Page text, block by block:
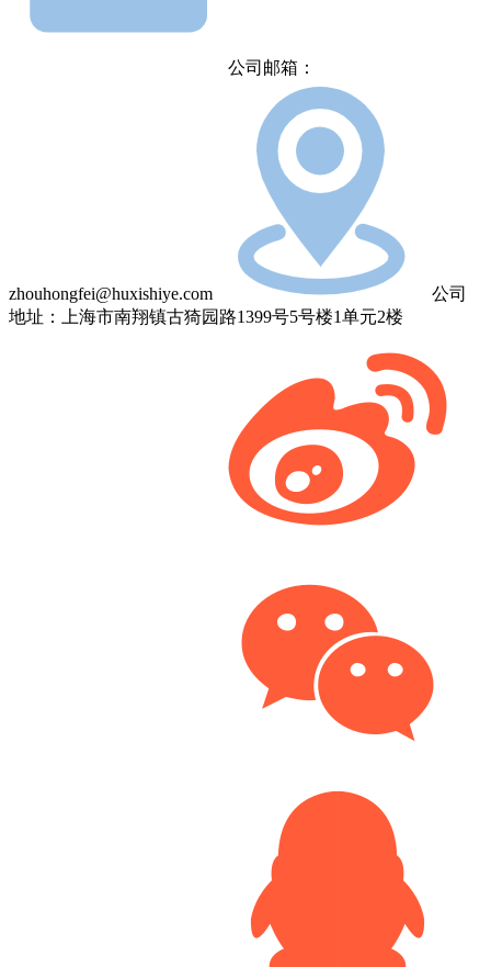
公司邮箱：
zhouhongfei@huxishiye.com
公司
地址：上海市南翔镇古猗园路1399号5号楼1单元2楼